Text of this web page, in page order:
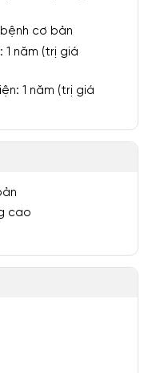
cơ bản
năm (trị giá
1 năm (trị giá
cao